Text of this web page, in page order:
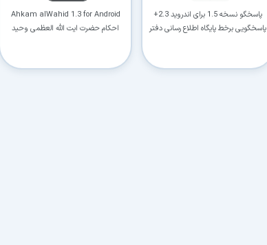
پاسخگو نسخه 1.5 برای اندروید 2.3+
پاسخگویی برخط پایگاه اطلاع رسانی دفتر
Ahkam alWahid 1.3 for Android
احکام حضرت ایت الله العظمی وحید
در حال آماده‌سازی لینک دانلود...